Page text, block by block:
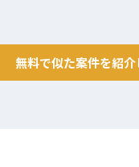
無料で似た案件を紹介